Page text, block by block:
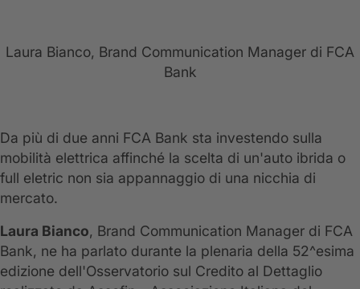
Laura Bianco, Brand Communication Manager di FCA
Bank
Da più di due anni FCA Bank sta investendo sulla
mobilità elettrica affinché la scelta di un'auto ibrida o
full eletric non sia appannaggio di una nicchia di
mercato.
Laura Bianco, Brand Communication Manager di FCA
Bank, ne ha parlato durante la plenaria della 52^esima
edizione dell'Osservatorio sul Credito al Dettaglio